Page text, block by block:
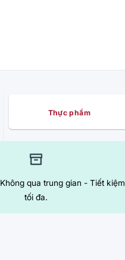
Thực phẩm
Không qua trung gian - Tiết kiệm
tối đa.